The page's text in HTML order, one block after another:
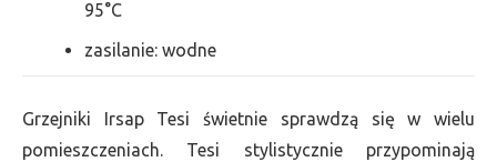
95°C
zasilanie: wodne
Grzejniki Irsap Tesi świetnie sprawdzą się w wielu
pomieszczeniach. Tesi stylistycznie przypominają